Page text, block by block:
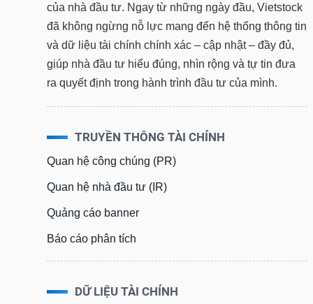
của nhà đầu tư. Ngay từ những ngày đầu, Vietstock
đã không ngừng nỗ lực mang đến hệ thống thông tin
và dữ liệu tài chính chính xác – cập nhật – đầy đủ,
giúp nhà đầu tư hiểu đúng, nhìn rộng và tự tin đưa
ra quyết định trong hành trình đầu tư của mình.
TRUYỀN THÔNG TÀI CHÍNH
Quan hệ công chúng (PR)
Quan hệ nhà đầu tư (IR)
Quảng cáo banner
Báo cáo phân tích
DỮ LIỆU TÀI CHÍNH